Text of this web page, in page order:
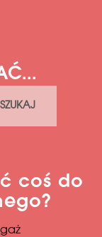
SZUKAJ
coś do